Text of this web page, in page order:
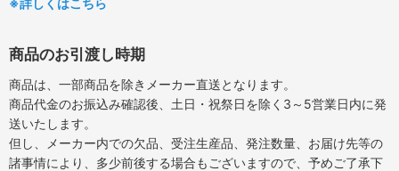
商品のお引渡し時期
商品は、一部商品を除きメーカー直送となります。
商品代金のお振込み確認後、土日・祝祭日を除く3～5営業日内に発
送いたします。
但し、メーカー内での欠品、受注生産品、発注数量、お届け先等の
諸事情により、多少前後する場合もございますので、予めご了承下